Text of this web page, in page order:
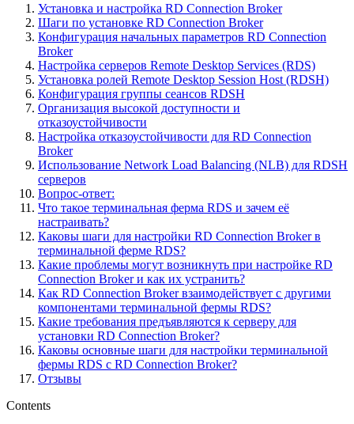
Установка и настройка RD Connection Broker
Шаги по установке RD Connection Broker
Конфигурация начальных параметров RD Connection
Broker
Настройка серверов Remote Desktop Services (RDS)
Установка ролей Remote Desktop Session Host (RDSH)
Конфигурация группы сеансов RDSH
Организация высокой доступности и
отказоустойчивости
Настройка отказоустойчивости для RD Connection
Broker
Использование Network Load Balancing (NLB) для RDSH
серверов
Вопрос-ответ:
Что такое терминальная ферма RDS и зачем её
настраивать?
Каковы шаги для настройки RD Connection Broker в
терминальной ферме RDS?
Какие проблемы могут возникнуть при настройке RD
Connection Broker и как их устранить?
Как RD Connection Broker взаимодействует с другими
компонентами терминальной фермы RDS?
Какие требования предъявляются к серверу для
установки RD Connection Broker?
Каковы основные шаги для настройки терминальной
фермы RDS с RD Connection Broker?
Отзывы
Contents